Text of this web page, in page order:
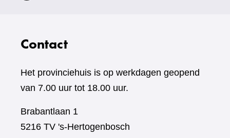
Contact
Het provinciehuis is op werkdagen geopend
van 7.00 uur tot 18.00 uur.
Brabantlaan 1
5216 TV 's-Hertogenbosch